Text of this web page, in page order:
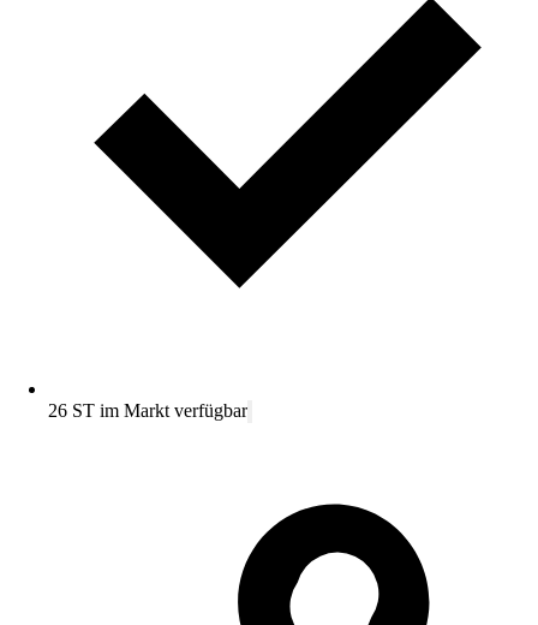
26 ST im Markt verfügbar